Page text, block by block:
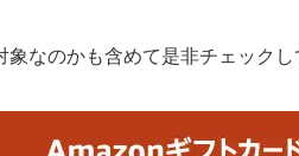
象なのかも含めて是非チェックし